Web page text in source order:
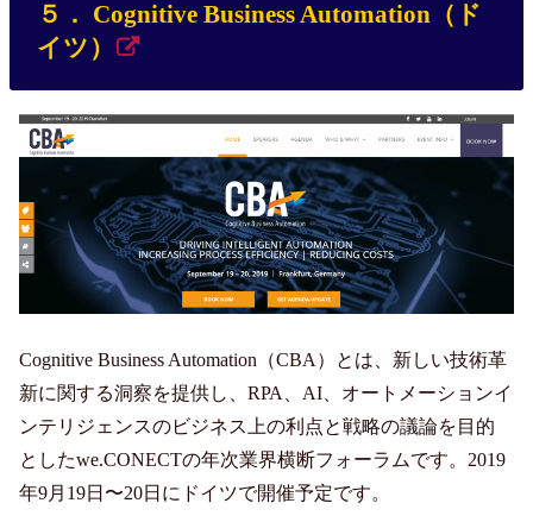
５． Cognitive Business Automation（ド
イツ）
Cognitive Business Automation（CBA）とは、新しい技術革
新に関する洞察を提供し、RPA、AI、オートメーションイ
ンテリジェンスのビジネス上の利点と戦略の議論を目的
としたwe.CONECTの年次業界横断フォーラムです。2019
年9月19日〜20日にドイツで開催予定です。